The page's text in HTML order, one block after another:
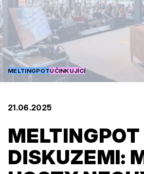
MELTINGPOTÚČINKUJÍCÍ
21.06.2025
MELTINGPOT
DISKUZEMI: